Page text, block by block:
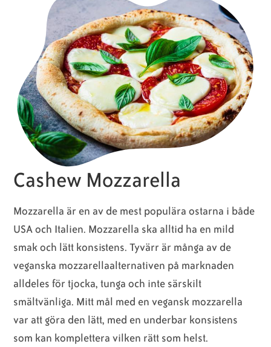
Cashew Mozzarella
Mozzarella är en av de mest populära ostarna i både
USA och Italien. Mozzarella ska alltid ha en mild
smak och lätt konsistens. Tyvärr är många av de
veganska mozzarellaalternativen på marknaden
alldeles för tjocka, tunga och inte särskilt
smältvänliga. Mitt mål med en vegansk mozzarella
var att göra den lätt, med en underbar konsistens
som kan komplettera vilken rätt som helst.